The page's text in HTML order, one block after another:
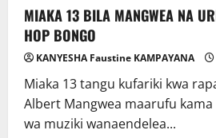
MIAKA 13 BILA MANGWEA NA
HOP BONGO
KANYESHA Faustine KAMPAYANA
Miaka 13 tangu kufariki kwa
Albert Mangwea maarufu
wa muziki wanaendelea...